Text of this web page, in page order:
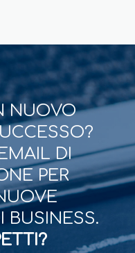
NUOVO
DI
PER
BUSINESS.